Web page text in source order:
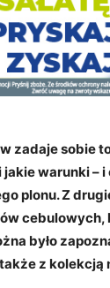
zadaje sobie
jakie warunki –
plonu. Z
cebulowych,
było
z kolekcją